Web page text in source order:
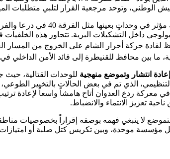
الوطني، وتوحد مرجعية القرار لتلبي متطلبات
الأيديولوجي داخل التشكيلات البرية.
لقادة حركة أحرار الشام على الخروج من
ما بين محافظ للقنيطرة إلى قائد الأمن
إعادة انتشار وتموضع منهجية للوحدات القتالية،
الذي تم في بعض الحالات بالتخيير
معركة ردع العدوان أتاح هامشاً واسعاً لإعادة
تعزيز الانتماء والانضباط.
لا ينبغي فهمه بوصفه إقراراً بخصوصيات
موحدة، وبين تكريس كتل صلبة أو امتيازات